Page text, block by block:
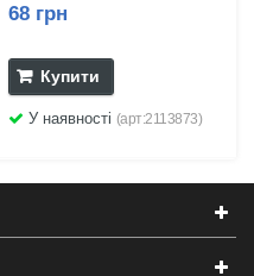
68 грн
Купити
У наявності (арт:2113873)